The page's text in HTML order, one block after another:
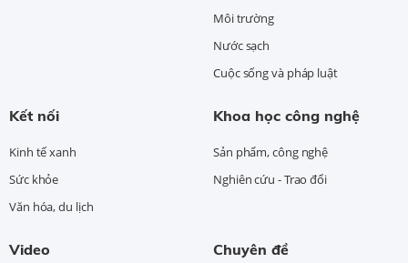
Môi trường
Nước sạch
Cuộc sống và pháp luật
Kết nối
Kinh tế xanh
Sức khỏe
Văn hóa, du lịch
Khoa học công nghệ
Sản phẩm, công nghệ
Nghiên cứu - Trao đổi
Video Chuyên đề